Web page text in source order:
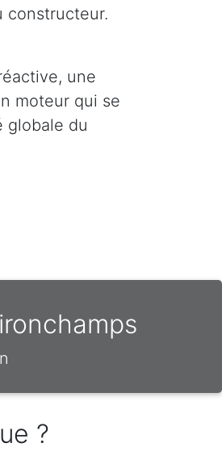
constructeur.
une
moteur qui se
globale du
?